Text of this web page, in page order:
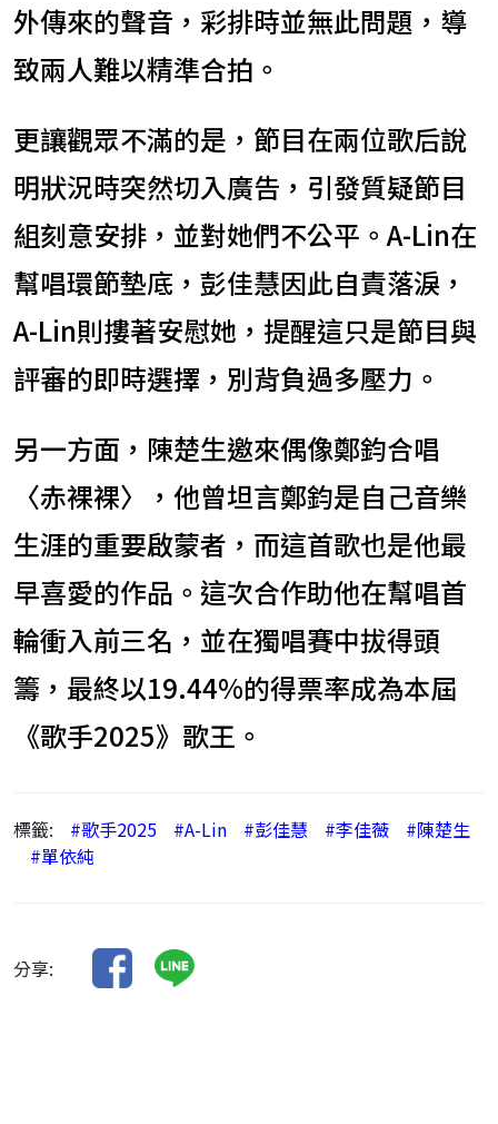
外傳來的聲音，彩排時並無此問題，導
致兩人難以精準合拍。
更讓觀眾不滿的是，節目在兩位歌后說
明狀況時突然切入廣告，引發質疑節目
組刻意安排，並對她們不公平。A-Lin在
幫唱環節墊底，彭佳慧因此自責落淚，
A-Lin則摟著安慰她，提醒這只是節目與
評審的即時選擇，別背負過多壓力。
另一方面，陳楚生邀來偶像鄭鈞合唱
〈赤裸裸〉，他曾坦言鄭鈞是自己音樂
生涯的重要啟蒙者，而這首歌也是他最
早喜愛的作品。這次合作助他在幫唱首
輪衝入前三名，並在獨唱賽中拔得頭
籌，最終以19.44%的得票率成為本屆
《歌手2025》歌王。
標籤: #歌手2025 #A-Lin #彭佳慧 #李佳薇
#陳楚生
#單依純
分享: